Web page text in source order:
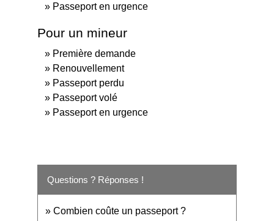
Passeport en urgence
Pour un mineur
Première demande
Renouvellement
Passeport perdu
Passeport volé
Passeport en urgence
Questions ? Réponses !
Combien coûte un passeport ?